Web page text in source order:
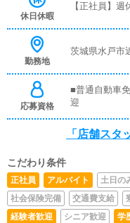
す。
休日休暇
【正社員】週
勤務地
茨城県水戸市
応募資格
■普通自動車
迎
「店舗スタ
こだわり条件
正社員 アルバイト 土日の
社会保険完備
交通費支給
経験者歓迎
シニア歓迎 学